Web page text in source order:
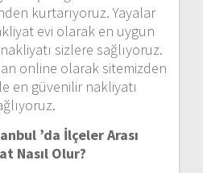
kurtarıyoruz. Yayalar
evi olarak en uygun
sizlere sağlıyoruz.
online olarak sitemizden
en güvenilir nakliyatı
’da İlçeler Arası
Nasıl Olur?